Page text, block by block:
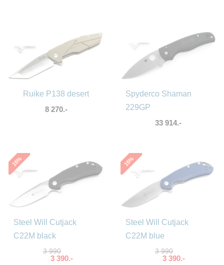
Ruike P138 desert
8 270.-
Spyderco Shaman
229GP
33 914.-
15
%
Steel Will Cutjack
C22M black
3 990
3 390.-
15
%
Steel Will Cutjack
C22M blue
3 990
3 390.-